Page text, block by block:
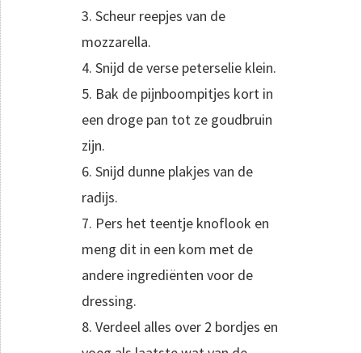
3. Scheur reepjes van de
mozzarella.
4. Snijd de verse peterselie klein.
5. Bak de pijnboompitjes kort in
een droge pan tot ze goudbruin
zijn.
6. Snijd dunne plakjes van de
radijs.
7. Pers het teentje knoflook en
meng dit in een kom met de
andere ingrediënten voor de
dressing.
8. Verdeel alles over 2 bordjes en